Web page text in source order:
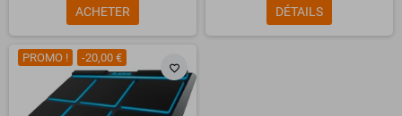
ACHETER DÉTAILS
favorite_border
PROMO ! -20,00 €